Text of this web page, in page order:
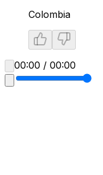
Colombia
00:00 / 00:00